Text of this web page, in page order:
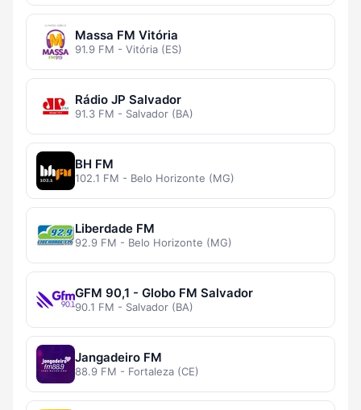
Massa FM Vitória
91.9 FM - Vitória (ES)
Rádio JP Salvador
91.3 FM - Salvador (BA)
BH FM
102.1 FM - Belo Horizonte (MG)
Liberdade FM
92.9 FM - Belo Horizonte (MG)
GFM 90,1 - Globo FM Salvador
90.1 FM - Salvador (BA)
Jangadeiro FM
88.9 FM - Fortaleza (CE)